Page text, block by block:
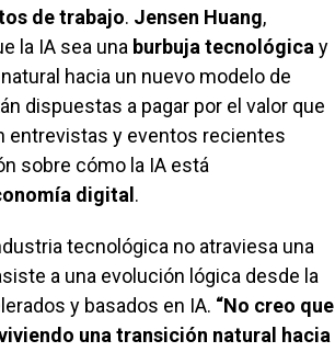
de trabajo. Jensen Huang,
la IA sea una burbuja tecnológica y
hacia un nuevo modelo de
dispuestas a pagar por el valor que
entrevistas y eventos recientes
sobre cómo la IA está
digital .
tecnológica no atraviesa una
a una evolución lógica desde la
y basados en IA. “No creo que
una transición natural hacia